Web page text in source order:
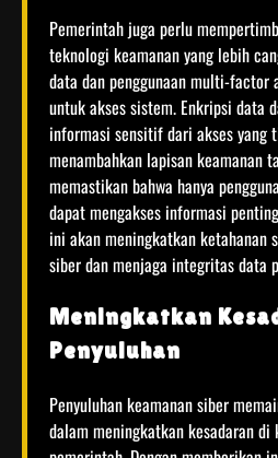
Pemerintah juga perlu
teknologi keamanan yang lebih
data dan penggunaan multi-factor
untuk akses sistem. Enkripsi data
informasi sensitif dari akses yang
menambahkan lapisan keamanan
memastikan bahwa hanya
dapat mengakses informasi
ini akan meningkatkan ketahanan
siber dan menjaga integritas data
Meningkatkan
Penyuluhan
Penyuluhan keamanan siber
dalam meningkatkan kesadaran di